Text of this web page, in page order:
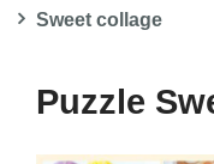
Sweet collage
Puzzle